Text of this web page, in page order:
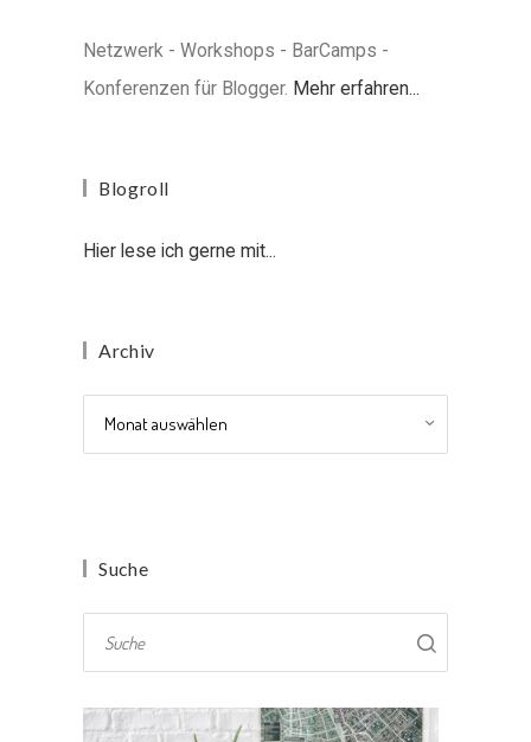
Netzwerk - Workshops - BarCamps -
Konferenzen für Blogger. Mehr erfahren...
Blogroll
Hier lese ich gerne mit...
Archiv
Suche